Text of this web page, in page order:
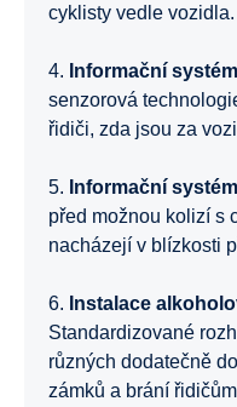
cyklisty vedle
4. Informační
senzorová
řidiči, zda jsou za
5. Informační
před možnou kolizí s
nacházejí v blízkosti
6. Instalace
Standardizované
různých dodatečně
zámků a brání